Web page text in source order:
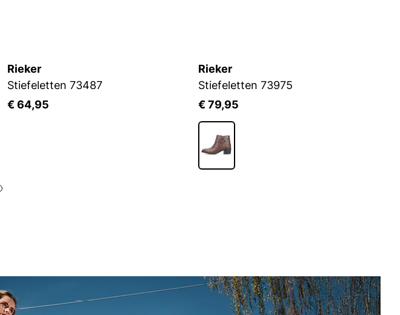
Rieker
Stiefeletten 73487
€ 64,95
Rieker
Stiefeletten 73975
€ 79,95